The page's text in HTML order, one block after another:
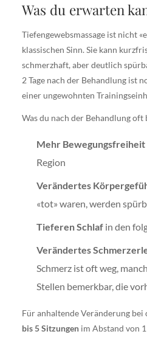
Was du erwarten
Tiefengewebsmassage ist nicht
klassischen Sinn. Sie kann
schmerzhaft, aber deutlich
2 Tage nach der Behandlung ist
einer ungewohnten
Was du nach der Behandlung oft
Mehr Bewegungsfreiheit
Region
Verändertes
«tot» waren, werden
Tieferen Schlaf in den
Verändertes
Schmerz ist oft weg,
Stellen bemerkbar, die
Für anhaltende Veränderung
bis 5 Sitzungen im Abstand von